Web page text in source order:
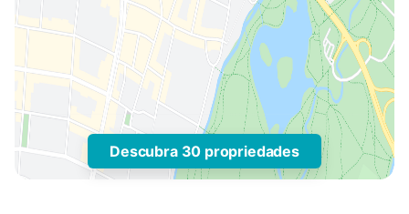
Descubra 30 propriedades